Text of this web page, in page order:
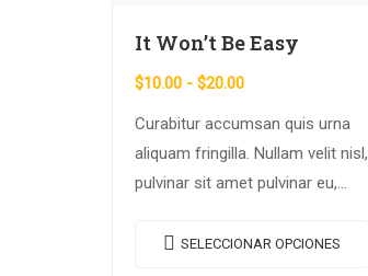
It Won’t Be Easy
$10.00 - $20.00
Curabitur accumsan quis urna
aliquam fringilla. Nullam velit nisl,
pulvinar sit amet pulvinar eu,
dolor sit amet, consectetur
SELECCIONAR OPCIONES